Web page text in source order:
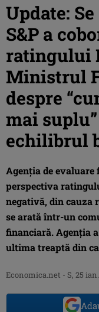
Update:
S&P a
ratingului
Ministrul
despre
mai
echilibrul
Agenţia de
perspectiva
negativă, din cauza
se arată într-un
financiară. Agenția
ultima treaptă din
Economica.net - S, 25